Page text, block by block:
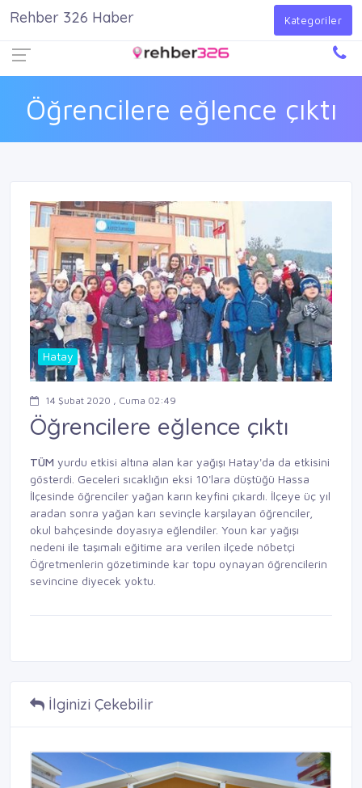
Giriş Yap
Öğrencilere eğlence çıktı
Rehber 326 Haber Kategoriler
Hatay
14 Şubat 2020 , Cuma 02:49
Öğrencilere eğlence çıktı
TÜM yurdu etkisi altına alan kar yağışı Hatay'da da etkisini
gösterdi. Geceleri sıcaklığın eksi 10'lara düştüğü Hassa
İlçesinde öğrenciler yağan karın keyfini çıkardı. İlçeye üç yıl
aradan sonra yağan karı sevinçle karşılayan öğrenciler,
okul bahçesinde doyasıya eğlendiler. Youn kar yağışı
nedeni ile taşımalı eğitime ara verilen ilçede nöbetçi
Öğretmenlerin gözetiminde kar topu oynayan öğrencilerin
sevincine diyecek yoktu.
İlginizi Çekebilir